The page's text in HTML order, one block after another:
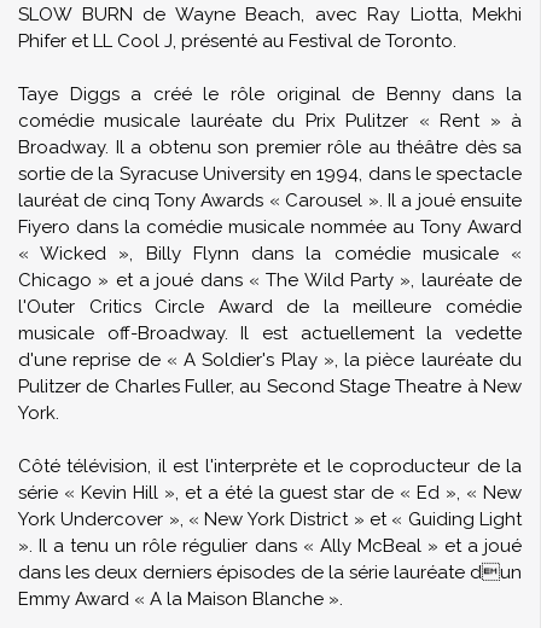
SLOW BURN de Wayne Beach, avec Ray Liotta, Mekhi
Phifer et LL Cool J, présenté au Festival de Toronto.
Taye Diggs a créé le rôle original de Benny dans la
comédie musicale lauréate du Prix Pulitzer « Rent » à
Broadway. Il a obtenu son premier rôle au théâtre dès sa
sortie de la Syracuse University en 1994, dans le spectacle
lauréat de cinq Tony Awards « Carousel ». Il a joué ensuite
Fiyero dans la comédie musicale nommée au Tony Award
« Wicked », Billy Flynn dans la comédie musicale «
Chicago » et a joué dans « The Wild Party », lauréate de
l'Outer Critics Circle Award de la meilleure comédie
musicale off-Broadway. Il est actuellement la vedette
d'une reprise de « A Soldier's Play », la pièce lauréate du
Pulitzer de Charles Fuller, au Second Stage Theatre à New
York.
Côté télévision, il est l'interprète et le coproducteur de la
série « Kevin Hill », et a été la guest star de « Ed », « New
York Undercover », « New York District » et « Guiding Light
». Il a tenu un rôle régulier dans « Ally McBeal » et a joué
dans les deux derniers épisodes de la série lauréate dun
Emmy Award « A la Maison Blanche ».